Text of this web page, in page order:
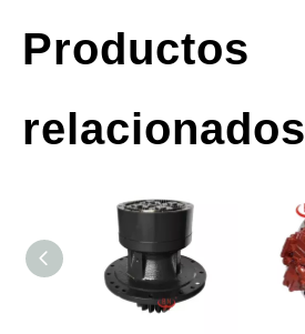
Productos
relacionados